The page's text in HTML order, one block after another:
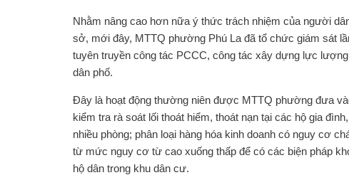
Nhằm nâng cao hơn nữa ý thức trách nhiệm của người
sở, mới đây, MTTQ phường Phú La đã tổ chức giám sát
tuyên truyền công tác PCCC, công tác xây dựng lực
dân phố.
Đây là hoạt động thường niên được MTTQ phường đưa
kiểm tra rà soát lối thoát hiểm, thoát nạn tại các hộ gia
nhiều phòng; phân loại hàng hóa kinh doanh có nguy cơ
từ mức nguy cơ từ cao xuống thấp để có các biện pháp
hộ dân trong khu dân cư.